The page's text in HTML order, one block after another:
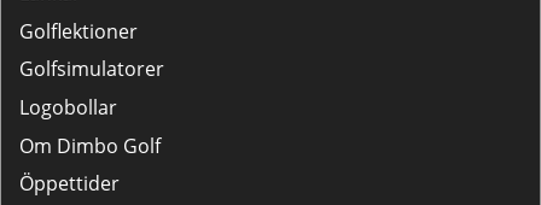
Golflektioner
Golfsimulatorer
Logobollar
Om Dimbo Golf
Öppettider